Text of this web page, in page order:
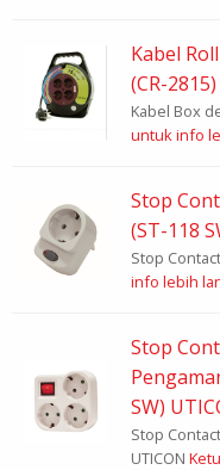
Kabel
(CR-
Kabel Box
untuk info
Stop
(ST-118
Stop
info lebih
Stop
SW)
Stop
UTICON